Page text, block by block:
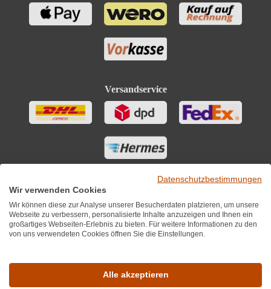
Versandservice
Datenschutzbestimmungen
Wir verwenden Cookies
Wir können diese zur Analyse unserer Besucherdaten platzieren, um unsere
Webseite zu verbessern, personalisierte Inhalte anzuzeigen und Ihnen ein
großartiges Webseiten-Erlebnis zu bieten. Für weitere Informationen zu den
von uns verwendeten Cookies öffnen Sie die Einstellungen.
Alle akzeptieren